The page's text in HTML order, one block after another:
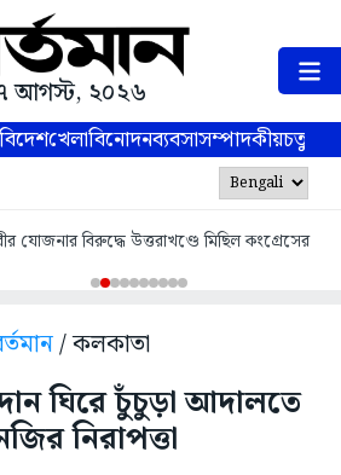
আগস্ট, ২০২৬
বিদেশখেলাবিনোদনব্যবসাসম্পাদকীয়
যোজনার বিরুদ্ধে উত্তরাখণ্ডে মিছিল কংগ্রেসের
/ কলকাতা
ঘিরে চুঁচুড়া আদালতে
নিরাপত্তা